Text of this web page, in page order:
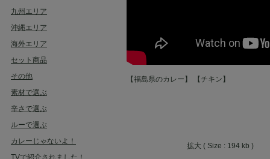
九州エリア
沖縄エリア
海外エリア
セット商品
その他
素材で選ぶ
辛さで選ぶ
ルーで選ぶ
カレーじゃないよ！
TVで紹介されました！
【福島県のカレー】 【チキン】
拡大 ( Size : 194 kb )